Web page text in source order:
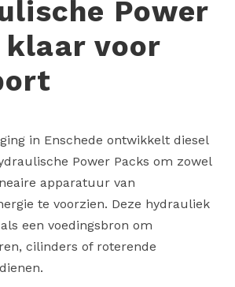
Power
klaar voor
in Enschede ontwikkelt diesel
Power Packs om zowel
apparatuur van
te voorzien. Deze hydrauliek
een voedingsbron om
cilinders of roterende